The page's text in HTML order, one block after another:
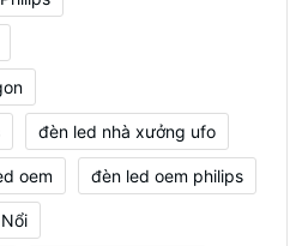
đèn led nhà xưởng ufo
oem đèn led oem philips